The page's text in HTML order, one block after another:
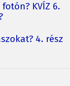
KVÍZ 6.
4. rész